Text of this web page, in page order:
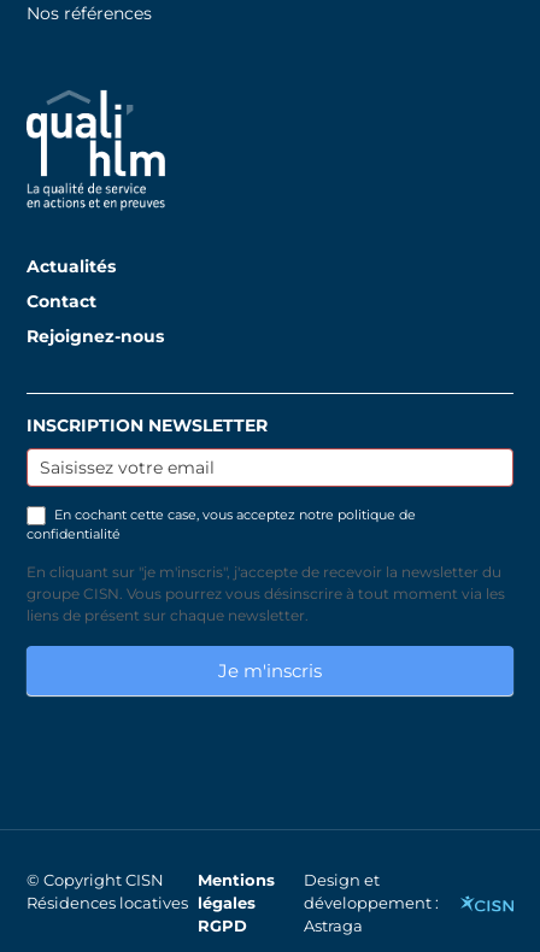
Nos références
Actualités
Contact
Rejoignez-nous
Inscription
newsletter
INSCRIPTION NEWSLETTER
En cochant cette case, vous acceptez notre politique de
confidentialité
En cliquant sur "je m'inscris", j'accepte de recevoir la newsletter du
groupe CISN. Vous pourrez vous désinscrire à tout moment via les
liens de présent sur chaque newsletter.
Je m'inscris
© Copyright CISN
Résidences locatives
Mentions
légales
RGPD
Design et
développement :
Astraga